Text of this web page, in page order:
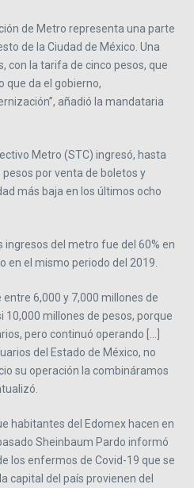
de Metro representa una parte
de la Ciudad de México. Una
con la tarifa de cinco pesos, que
que da el gobierno,
añadió la mandataria
Metro (STC) ingresó, hasta
por venta de boletos y
más baja en los últimos ocho
ingresos del metro fue del 60% en
en el mismo periodo del 2019.
6,000 y 7,000 millones de
10,000 millones de pesos, porque
pero continuó operando […]
del Estado de México, no
su operación la combináramos
habitantes del Edomex hacen en
Sheinbaum Pardo informó
los enfermos de Covid-19 que se
capital del país provienen del